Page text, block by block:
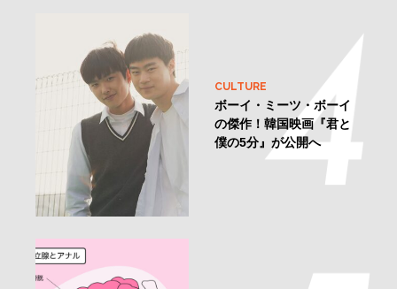
CULTURE
ボーイ・ミーツ・ボーイ
の傑作！韓国映画『君と
僕の5分』が公開へ